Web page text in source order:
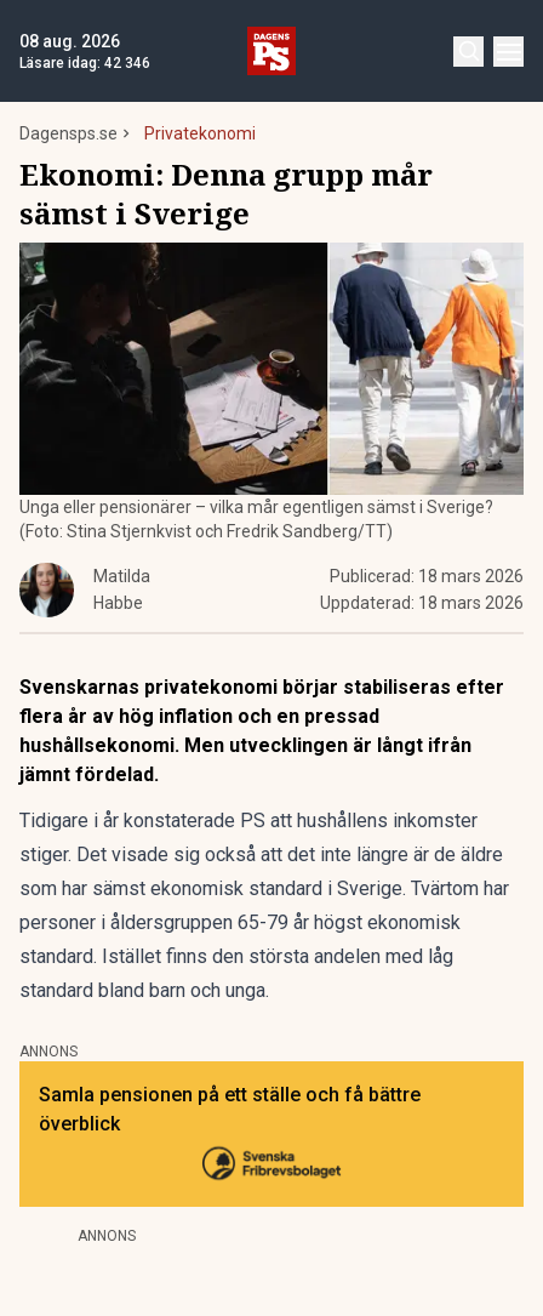
08 aug. 2026
Läsare idag: 42 346
Dagensps.se Privatekonomi
Ekonomi: Denna grupp mår
sämst i Sverige
Unga eller pensionärer – vilka mår egentligen sämst i Sverige?
(Foto: Stina Stjernkvist och Fredrik Sandberg/TT)
Matilda
Habbe
Publicerad: 18 mars 2026
Uppdaterad: 18 mars 2026
Svenskarnas privatekonomi börjar stabiliseras efter
flera år av hög inflation och en pressad
hushållsekonomi. Men utvecklingen är långt ifrån
jämnt fördelad.
Tidigare i år konstaterade PS att hushållens inkomster
stiger. Det visade sig också att det inte längre är de äldre
som har sämst ekonomisk standard i Sverige. Tvärtom har
personer i åldersgruppen 65-79 år högst ekonomisk
standard. Istället finns den största andelen med låg
standard bland barn och unga.
ANNONS
Samla pensionen på ett ställe och få bättre
överblick
ANNONS